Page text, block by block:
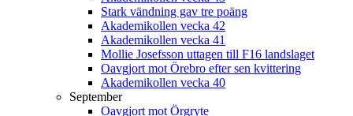
Stark vändning gav tre poäng
Akademikollen vecka 42
Akademikollen vecka 41
Mollie Josefsson uttagen till F16 landslaget
Oavgjort mot Örebro efter sen kvittering
Akademikollen vecka 40
September
Oavgjort mot Örgryte